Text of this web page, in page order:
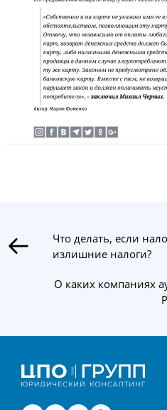
Что делать, если
излишние налоги?
О каких компаниях